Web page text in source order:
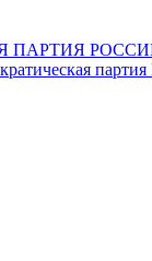
ПАРТИЯ
партия